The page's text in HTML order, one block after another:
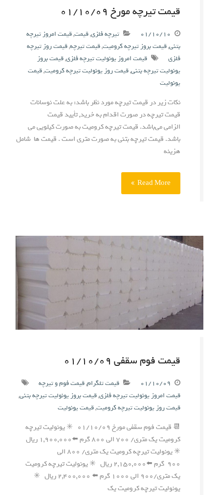
قیمت تیرچه مورخ ۰۱/۱۰/۰۹
۰۱/۱۰/۱۰ تیرچه فلزی,قیمت,قیمت امروز تیرچه
بتنی,قیمت بروز تیرچه کرومیت,قیمت تیرچه,قیمت روز تیرچه
فلزی
قیمت امروز یونولیت تیرچه فلزی,قیمت بروز
یونولیت تیرچه بتنی,قیمت روز یونولیت تیرچه کرومیت,قیمت
یونولیت
نکات زیر در قیمت تیرچه مورد نظر باشد: به علت نوسانات
قیمت تیرچه در صورت اقدام به خرید, تأیید قیمت
الزامی می‌باشد. قیمت تیرچه کرومیت به صورت کیلویی می
باشد. قیمت تیرچه بتنی به صورت متری است . قیمت ها شامل
هزینه
Read More
قیمت فوم سقفی ۰۱/۱۰/۰۹
۰۱/۱۰/۰۹ قیمت تلگرام,قیمت فوم و تیرچه
قیمت امروز یونولیت تیرچه فلزی,قیمت بروز یونولیت تیرچه بتنی,
قیمت روز یونولیت تیرچه کرومیت,قیمت یونولیت
📆 قیمت فوم سقفی مورخ ۰۱/۱۰/۰۹ ✳️ یونولیت تیرچه
کرومیت یک متری/ ۷۰۰ الی ۸۰۰ گرم ⬅️۱,۹۰۰,۰۰۰ ریال
✳️ یونولیت تیرچه کرومیت یک متری/ ۸۰۰ الی
۹۰۰ گرم ⬅️۲,۱۵۰,۰۰۰ ریال ✳️ یونولیت تیرچه کرومیت
یک متری/۹۰۰ الی ۱۰۰۰ گرم ⬅️ ۲,۴۰۰,۰۰۰ ریال ✳️
یونولیت تیرچه کرومیت یک